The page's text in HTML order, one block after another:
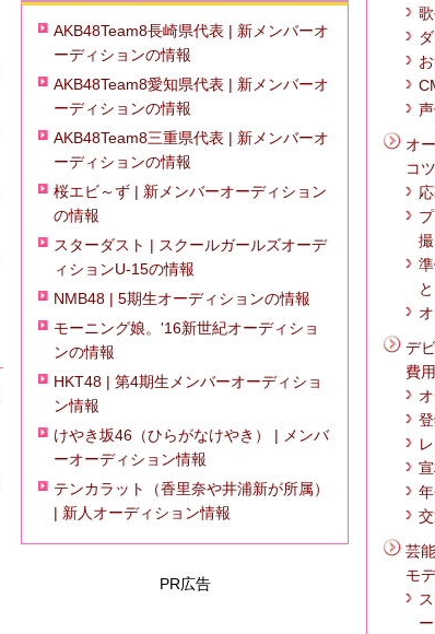
AKB48Team8長崎県代表 | 新メンバーオ
ーディションの情報
AKB48Team8愛知県代表 | 新メンバーオ
ーディションの情報
AKB48Team8三重県代表 | 新メンバーオ
ーディションの情報
桜エビ～ず | 新メンバーオーディション
の情報
スターダスト | スクールガールズオーデ
ィションU-15の情報
NMB48 | 5期生オーディションの情報
モーニング娘。'16新世紀オーディショ
ンの情報
HKT48 | 第4期生メンバーオーディショ
ン情報
けやき坂46（ひらがなけやき） | メンバ
ーオーディション情報
テンカラット（香里奈や井浦新が所属）
| 新人オーディション情報
PR広告
オ
コツ
と
デ
費
芸
モ